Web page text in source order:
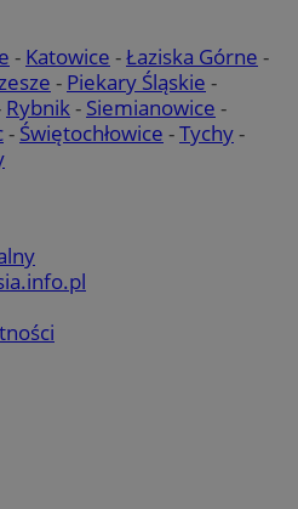
- Katowice -Łaziska Górne -
- Piekary Śląskie -
Rybnik- Siemianowice -
- Świętochłowice -Tychy-